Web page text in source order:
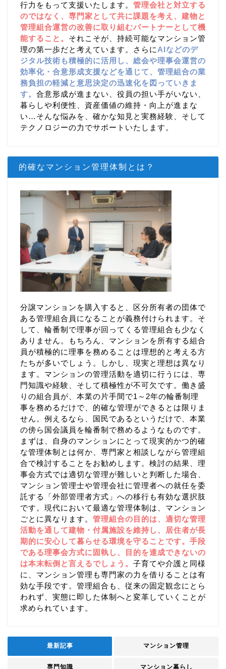
行力をもって支援いたします。 管理会社と対立する
のではなく、専門家として共に課題を考え、建物と
管理組合運営の改善に取り組むパートナーとして機
能すること。 それこそが、持続可能なマンション管
理の第一歩だと考えています。さらにAIなどのデ
ジタル技術も積極的に活用し、総会や理事会運営の
効率化・合意形成支援などを通じて、管理組合の業
務負担の軽減と意思決定の迅速化を図っていきま
す。 合意形成が進まない、役員の担い手がいない、
暮らしや利便性、資産価値の維持・向上が進まな
い…そんな悩みを、確かな知見と実務経験、そして
テクノロジーの力でサポートいたします。
的確なマンション管理体制とは？
分譲マンションを購入すると、区分所有者の団体で
ある管理組合員になることが義務付けられます。そ
して、輪番制で理事が回ってくる管理組合も少なく
ありません。もちろん、マンションを所有する組合
員が積極的に理事を務めることは理想的と考える方
たちが多いでしょう。しかし、現実と理想は異なり
ます。マンションの管理活動を適切に行うには、専
門知識や経験、そして積極性が不可欠です。働き盛
りの組合員が、本業の片手間で1～2年の輪番制理
事を務めるだけで、的確な管理ができるとは限りま
せん。例えるなら、国民であるというだけで、本業
の傍ら国会議員を輪番制で務めるようなものです。
まずは、自身のマンションにとって現実的かつ的確
な管理体制とは何か、専門家と相談しながら管理組
合で検討することをお勧めします。検討の結果、理
事会方式では適切な管理が難しいと判断した場合、
マンション管理士や管理会社に管理者への就任を委
託する「外部管理者方式」への移行も有効な選択肢
です。現代において最適な管理体制は、マンション
ごとに異なります。 管理組合の目的は、適切な管理
活動を通して建物・付属施設を維持し、居住者が長
期的に安心して暮らせる環境を守ることです。手段
である理事会方式に固執し、目的を達成できないの
は本末転倒と言えるでしょう。 子育てや介護と同様
に、マンション管理も専門家の力を借りることは有
効な手段です。管理組合も、従来の固定観念にとら
われず、実態に即した体制へと変革していくことが
求められています。
最新記事 マンション管理
専門知識 マンション暮らし